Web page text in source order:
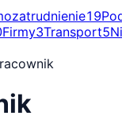
19
Firmy3Transport5